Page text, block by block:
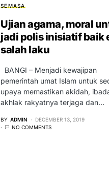
SEMASA
Ujian agama, moral
jadi polis inisiatif baik
salah laku
BANGI – Menjadi kewajipan
pemerintah umat Islam untuk
upaya memastikan akidah,
akhlak rakyatnya terjaga dan…
BY ADMIN
DECEMBER 13, 2019
NO COMMENTS